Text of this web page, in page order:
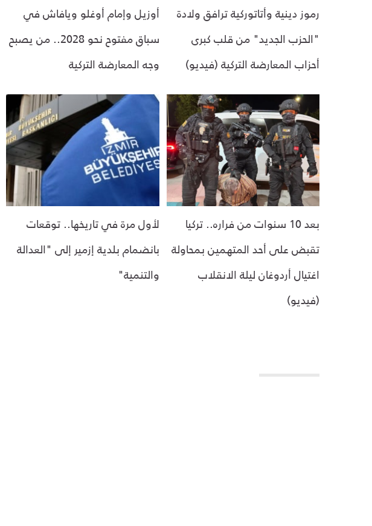
رموز دينية وأتاتوركية ترافق ولادة
"الحزب الجديد" من قلب كبرى
أحزاب المعارضة التركية (فيديو)
أوزيل وإمام أوغلو ويافاش في
سباق مفتوح نحو 2028.. من يصبح
وجه المعارضة التركية
بعد 10 سنوات من فراره.. تركيا
تقبض على أحد المتهمين بمحاولة
اغتيال أردوغان ليلة الانقلاب
(فيديو)
لأول مرة في تاريخها.. توقعات
بانضمام بلدية إزمير إلى "العدالة
والتنمية"